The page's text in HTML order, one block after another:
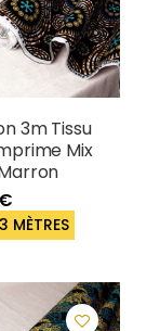
3m Tissu
Mix
MÈTRES